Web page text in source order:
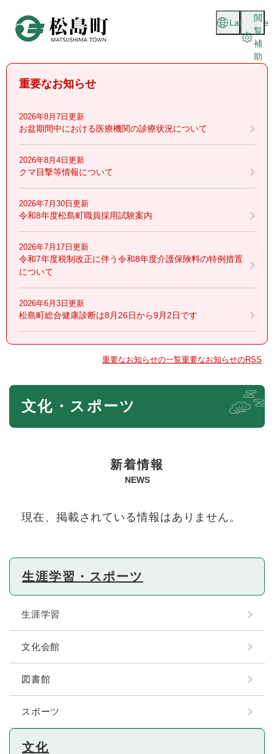
頭
閲
覧
補
助
Language
重要なお知らせ
2026年8月7日更新
お盆期間中における医療機関の診療状況について
2026年8月4日更新
クマ目撃等情報について
2026年7月30日更新
令和8年度松島町職員採用試験案内
2026年7月17日更新
令和7年度税制改正に伴う令和8年度介護保険料の特例措置
について
2026年6月3日更新
松島町総合健康診断は8月26日から9月2日です
重要なお知らせの一覧重要なお知らせのRSS
本
文化・スポーツ
新着情報
NEWS
現在、掲載されている情報はありません。
生涯学習・スポーツ
生涯学習
文化会館
図書館
スポーツ
文化